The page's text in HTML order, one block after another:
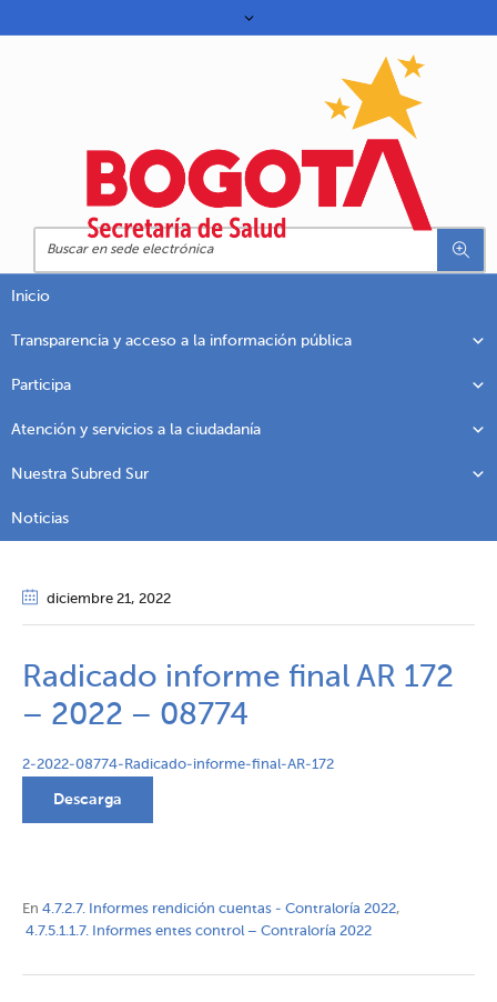
Inicio
Transparencia y acceso a la información pública
Participa
Atención y servicios a la ciudadanía
Nuestra Subred Sur
Noticias
diciembre 21, 2022
Radicado informe final AR 172
– 2022 – 08774
2-2022-08774-Radicado-informe-final-AR-172
Descarga
En 4.7.2.7. Informes rendición cuentas - Contraloría 2022,
4.7.5.1.1.7. Informes entes control – Contraloría 2022